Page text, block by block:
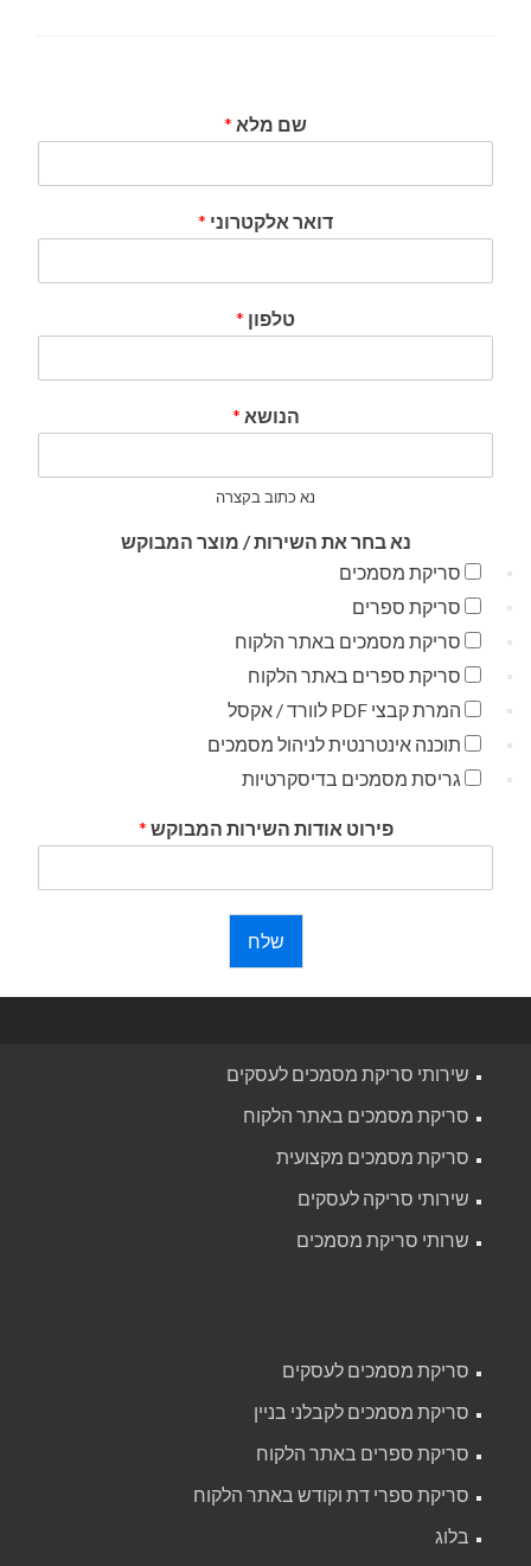
שם מלא *
דואר אלקטרוני *
טלפון *
הנושא *
נא כתוב בקצרה
נא בחר את השירות / מוצר המבוקש
סריקת מסמכים
סריקת ספרים
סריקת מסמכים באתר הלקוח
סריקת ספרים באתר הלקוח
המרת קבצי PDF לוורד / אקסל
תוכנה אינטרנטית לניהול מסמכים
גריסת מסמכים בדיסקרטיות
פירוט אודות השירות המבוקש *
שלח
שירותי סריקת מסמכים לעסקים
סריקת מסמכים באתר הלקוח
סריקת מסמכים מקצועית
שירותי סריקה לעסקים
שרותי סריקת מסמכים
סריקת מסמכים לעסקים
סריקת מסמכים לקבלני בניין
סריקת ספרים באתר הלקוח
סריקת ספרי דת וקודש באתר הלקוח
בלוג